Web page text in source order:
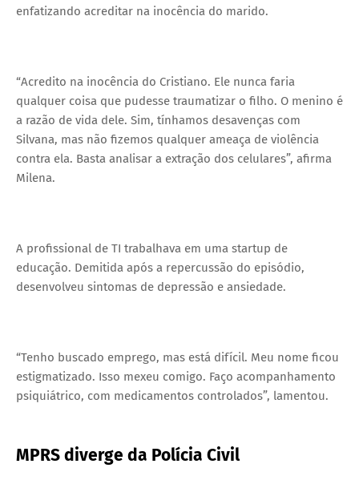
enfatizando acreditar na inocência do marido.
“Acredito na inocência do Cristiano. Ele nunca faria
qualquer coisa que pudesse traumatizar o filho. O menino é
a razão de vida dele. Sim, tínhamos desavenças com
Silvana, mas não fizemos qualquer ameaça de violência
contra ela. Basta analisar a extração dos celulares”, afirma
Milena.
A profissional de TI trabalhava em uma startup de
educação. Demitida após a repercussão do episódio,
desenvolveu sintomas de depressão e ansiedade.
“Tenho buscado emprego, mas está difícil. Meu nome ficou
estigmatizado. Isso mexeu comigo. Faço acompanhamento
psiquiátrico, com medicamentos controlados”, lamentou.
MPRS diverge da Polícia Civil